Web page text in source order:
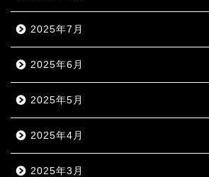
2025年7月
2025年6月
2025年5月
2025年4月
2025年3月